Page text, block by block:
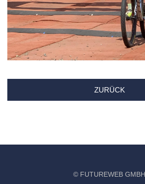
ZURÜCK
© FUTUREWEB GMBH